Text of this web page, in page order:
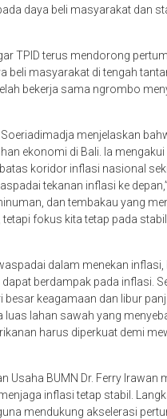
daya beli masyarakat dan
TPID terus mendorong
beli masyarakat di tengah
bekerja sama ngrombo
menjelaskan
ekonomi di Bali. Ia
koridor inflasi nasional
tekanan inflasi ke
dan tembakau yang
fokus kita tetap pada
dalam menekan
berdampak pada inflasi.
keagamaan dan libur
lahan sawah yang
harus diperkuat demi
Usaha BUMN Dr. Ferry Irawan
inflasi tetap stabil.
mendukung akselerasi